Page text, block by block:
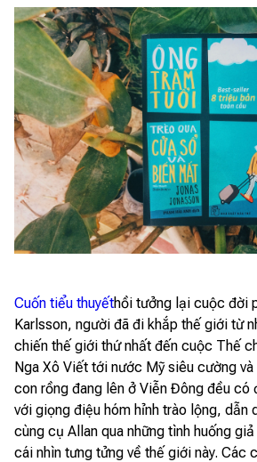
Cuốn tiểu thuyếthồi tưởng lại cuộc đời
Karlsson, người đã đi khắp thế giới từ
chiến thế giới thứ nhất đến cuộc Thế
Nga Xô Viết tới nước Mỹ siêu cường
con rồng đang lên ở Viễn Đông đều có
với giọng điệu hóm hỉnh trào lộng, dẫn
cùng cụ Allan qua những tình huống
cái nhìn tưng tửng về thế giới này. Các